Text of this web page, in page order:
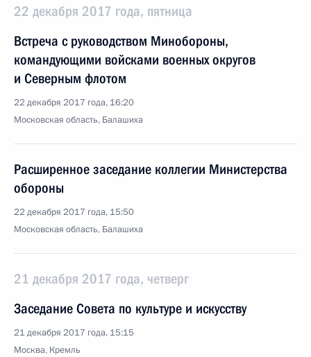
22 декабря 2017 года, пятница
Встреча с руководством Минобороны,
командующими войсками военных округов
и Северным флотом
22 декабря 2017 года, 16:20
Московская область, Балашиха
Расширенное заседание коллегии Министерства
обороны
22 декабря 2017 года, 15:50
Московская область, Балашиха
21 декабря 2017 года, четверг
Заседание Совета по культуре и искусству
21 декабря 2017 года, 15:15
Москва, Кремль